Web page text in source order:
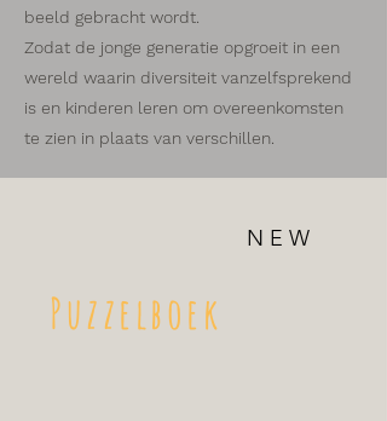
beeld gebracht wordt.
Zodat de jonge generatie opgroeit in een
wereld waarin diversiteit vanzelfsprekend
is en kinderen leren om overeenkomsten
te zien in plaats van verschillen.
Puzzelboek
N E W